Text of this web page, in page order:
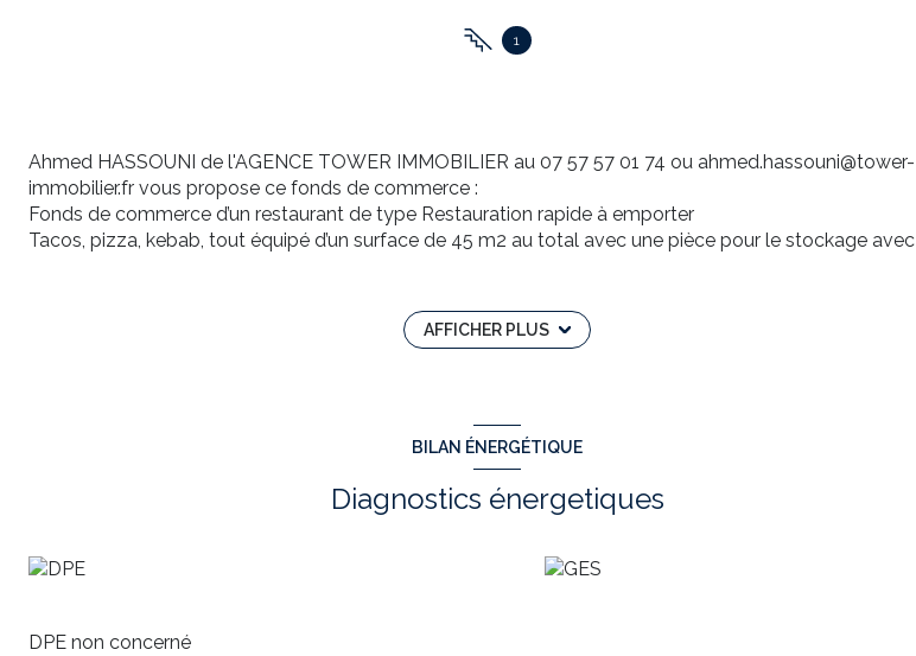
1
Ahmed HASSOUNI de l'AGENCE TOWER IMMOBILIER au 07 57 57 01 74 ou ahmed.hassouni@tower-
immobilier.fr vous propose ce fonds de commerce :
Fonds de commerce d’un restaurant de type Restauration rapide à emporter
Tacos, pizza, kebab, tout équipé d’un surface de 45 m2 au total avec une pièce pour le stockage avec
Pas de concurrence autour pour cette restauration. Et très bien notée. Et beaucoup de passage.
Service à emporter avec les différentes plateformes. Un loyer attractif
1 armoire chambre froide
1 plaque et une friteuse MBM
1 Micro onde
AFFICHER PLUS
BILAN ÉNERGÉTIQUE
Diagnostics énergetiques
DPE non concerné